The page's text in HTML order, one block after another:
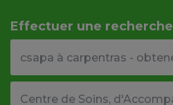
Effectuer une recherche